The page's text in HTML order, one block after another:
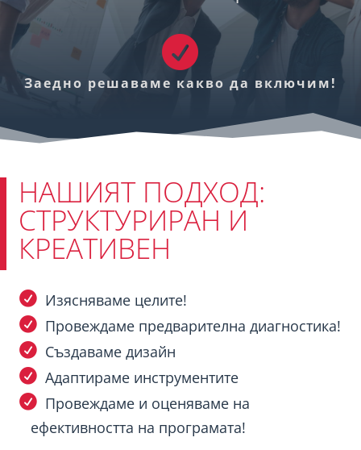

Заедно решаваме какво да включим!
НАШИЯТ ПОДХОД:
СТРУКТУРИРАН И
КРЕАТИВЕН
Изясняваме целите!
Провеждаме предварителна диагностика!
Създаваме дизайн
Адаптираме инструментите
Провеждаме и оценяваме на
ефективността на програмата!